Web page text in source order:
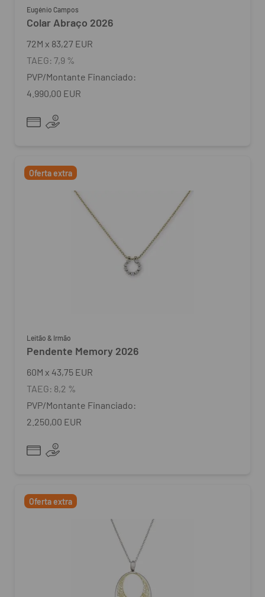
Eugénio Campos
Colar Abraço 2026
72M x 83,27 EUR
TAEG: 7,9 %
PVP/Montante Financiado:
4.990,00 EUR
Oferta extra
Leitão & Irmão
Pendente Memory 2026
60M x 43,75 EUR
TAEG: 8,2 %
PVP/Montante Financiado:
2.250,00 EUR
Oferta extra